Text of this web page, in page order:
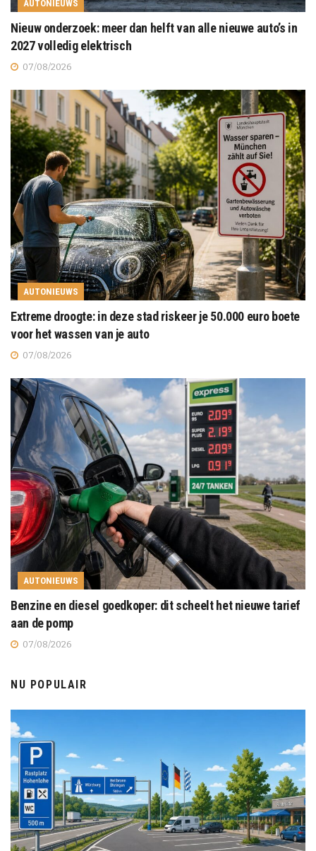
AUTONIEUWS
Nieuw onderzoek: meer dan helft van alle nieuwe auto’s in
2027 volledig elektrisch
07/08/2026
AUTONIEUWS
Extreme droogte: in deze stad riskeer je 50.000 euro boete
voor het wassen van je auto
07/08/2026
AUTONIEUWS
Benzine en diesel goedkoper: dit scheelt het nieuwe tarief
aan de pomp
07/08/2026
NU POPULAIR